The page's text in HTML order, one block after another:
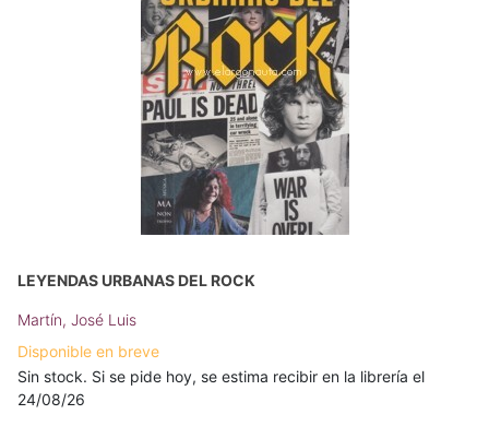
LEYENDAS URBANAS DEL ROCK
Martín, José Luis
Disponible en breve
Sin stock. Si se pide hoy, se estima recibir en la librería el
24/08/26